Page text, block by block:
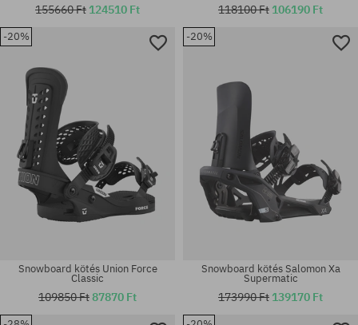
155660 Ft 124510 Ft 118100 Ft 106190 Ft
-20%
Snowboard kötés Union Force
Classic
109850 Ft87870 Ft
-20%
Snowboard kötés Salomon Xa
Supermatic
173990 Ft 139170 Ft